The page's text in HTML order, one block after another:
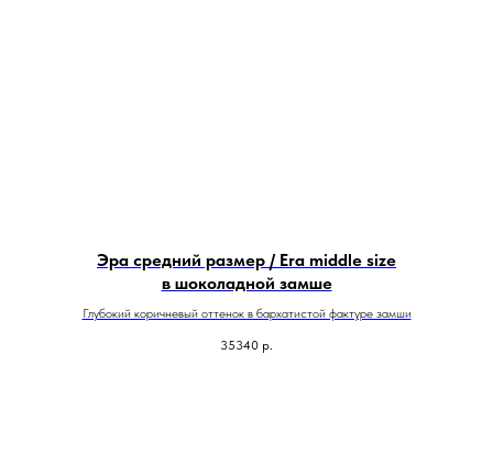
Эра средний размер / Era middle size
в шоколадной замше
Глубокий коричневый оттенок в бархатистой фактуре замши
35340 р.